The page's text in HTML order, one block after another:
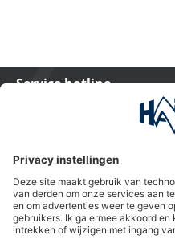
Service hotline
HAIX Group
Shop Service
Nieuwsbrief